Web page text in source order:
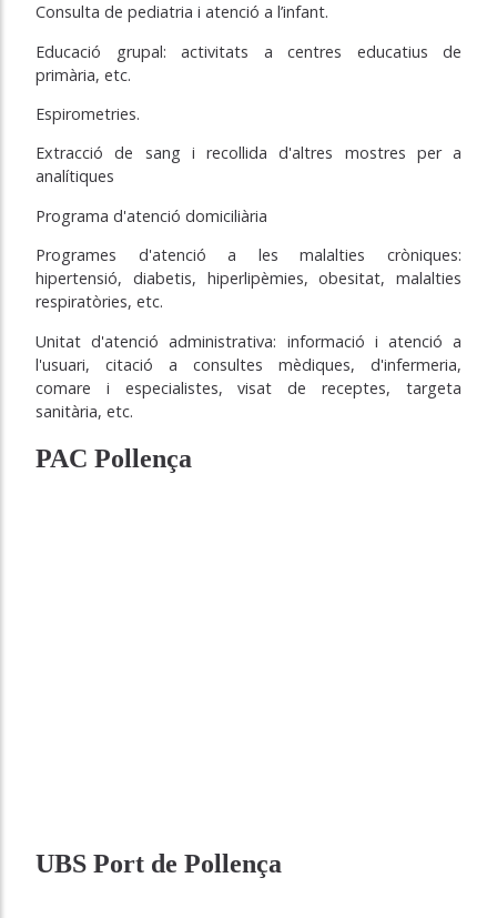
Consulta de pediatria i atenció a l’infant.
Educació grupal: activitats a centres educatius de
primària, etc.
Espirometries.
Extracció de sang i recollida d'altres mostres per a
analítiques
Programa d'atenció domiciliària
Programes d'atenció a les malalties cròniques:
hipertensió, diabetis, hiperlipèmies, obesitat, malalties
respiratòries, etc.
Unitat d'atenció administrativa: informació i atenció a
l'usuari, citació a consultes mèdiques, d'infermeria,
comare i especialistes, visat de receptes, targeta
sanitària, etc.
PAC Pollença
UBS Port de Pollença